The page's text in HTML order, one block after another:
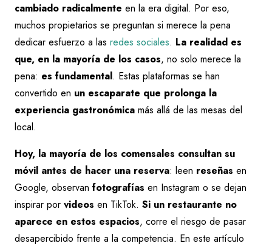
cambiado radicalmente en la era digital. Por eso,
muchos propietarios se preguntan si merece la pena
dedicar esfuerzo a las redes sociales. La realidad es
que, en la mayoría de los casos, no solo merece la
pena: es fundamental. Estas plataformas se han
convertido en un escaparate que prolonga la
experiencia gastronómica más allá de las mesas del
local.
Hoy, la mayoría de los comensales consultan su
móvil antes de hacer una reserva: leen reseñas en
Google, observan fotografías en Instagram o se dejan
inspirar por videos en TikTok. Si un restaurante no
aparece en estos espacios, corre el riesgo de pasar
desapercibido frente a la competencia. En este artículo